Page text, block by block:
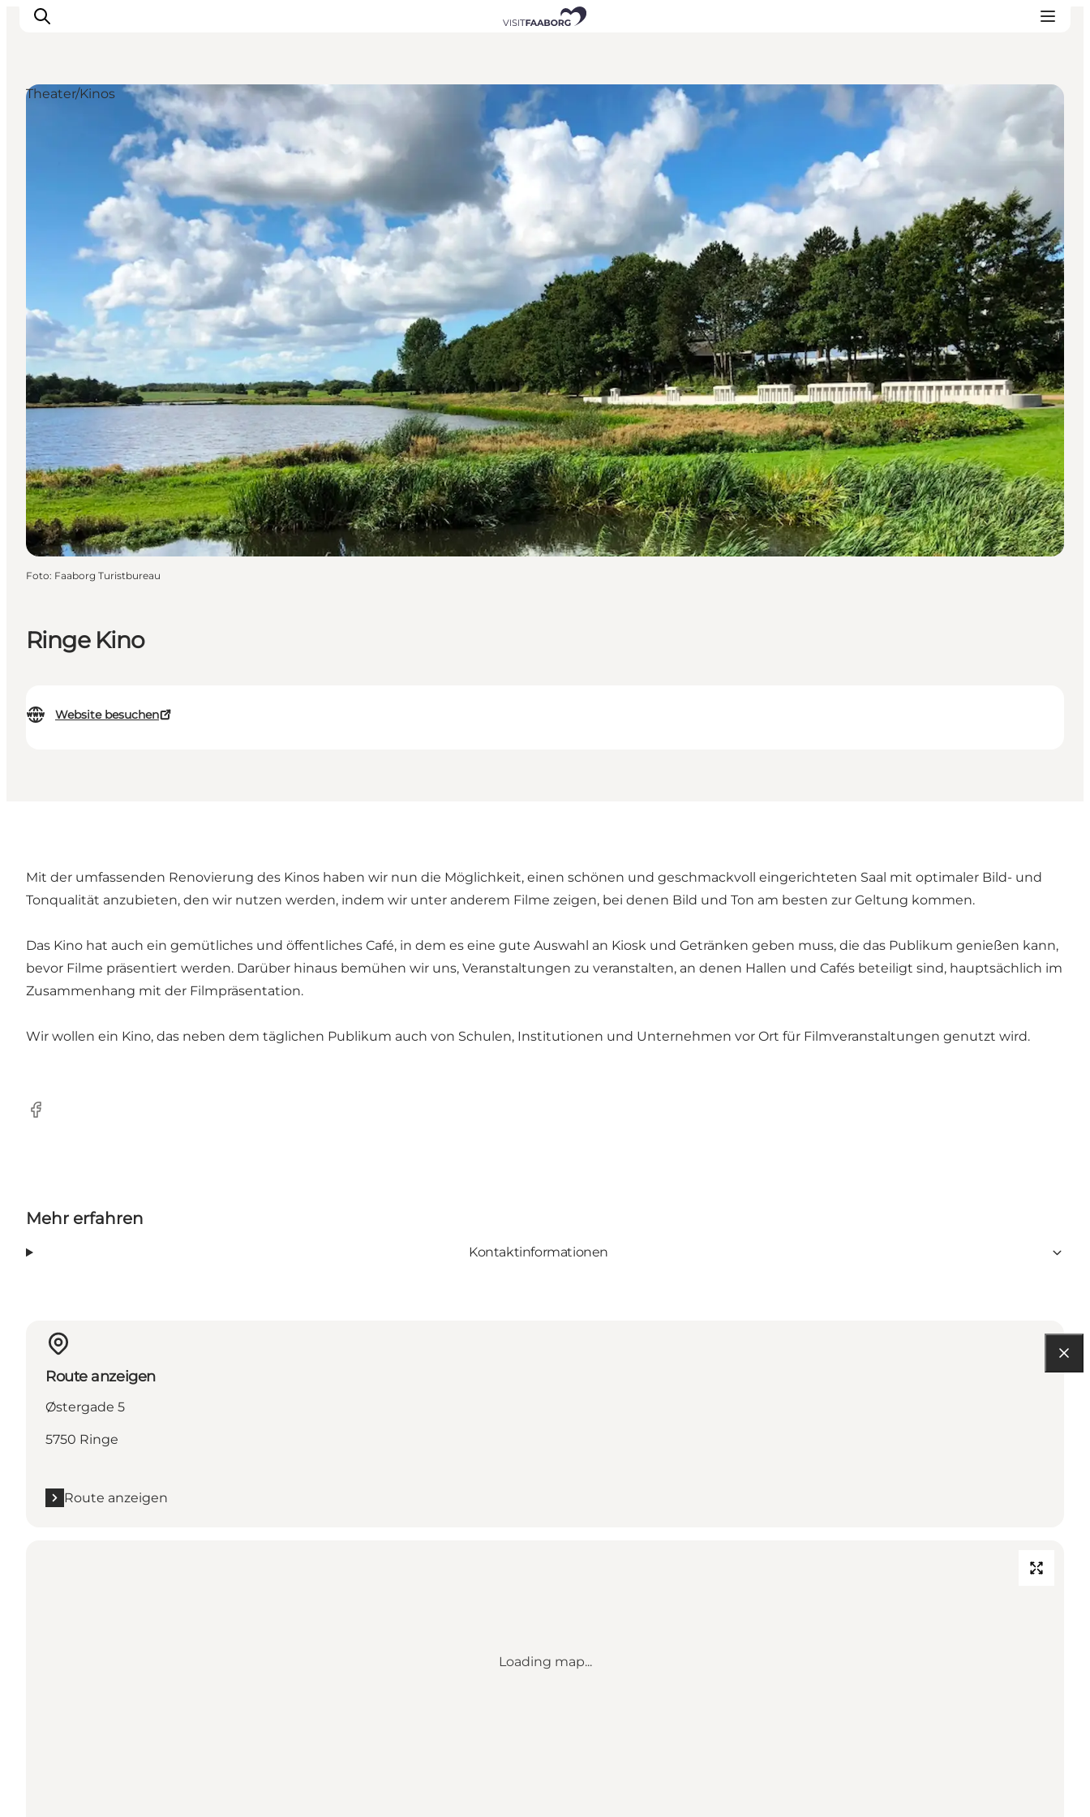
Unterkünfte
Gastronomie
Inselhüpfen
Outdoor
Kalender
Ringe Kino
Website besuchen
Theater/Kinos
Foto: Faaborg Turistbureau
Mit der umfassenden Renovierung des Kinos haben wir nun die Möglichkeit, einen schönen und geschmackvoll eingerichteten Saal mit optimaler Bild- und
Tonqualität anzubieten, den wir nutzen werden, indem wir unter anderem Filme zeigen, bei denen Bild und Ton am besten zur Geltung kommen.
Das Kino hat auch ein gemütliches und öffentliches Café, in dem es eine gute Auswahl an Kiosk und Getränken geben muss, die das Publikum genießen kann,
bevor Filme präsentiert werden. Darüber hinaus bemühen wir uns, Veranstaltungen zu veranstalten, an denen Hallen und Cafés beteiligt sind, hauptsächlich im
Zusammenhang mit der Filmpräsentation.
Wir wollen ein Kino, das neben dem täglichen Publikum auch von Schulen, Institutionen und Unternehmen vor Ort für Filmveranstaltungen genutzt wird.
Facebook
Mehr erfahren
Kontaktinformationen
Route anzeigen
Østergade 5
5750 Ringe
Route anzeigen
Loading map...